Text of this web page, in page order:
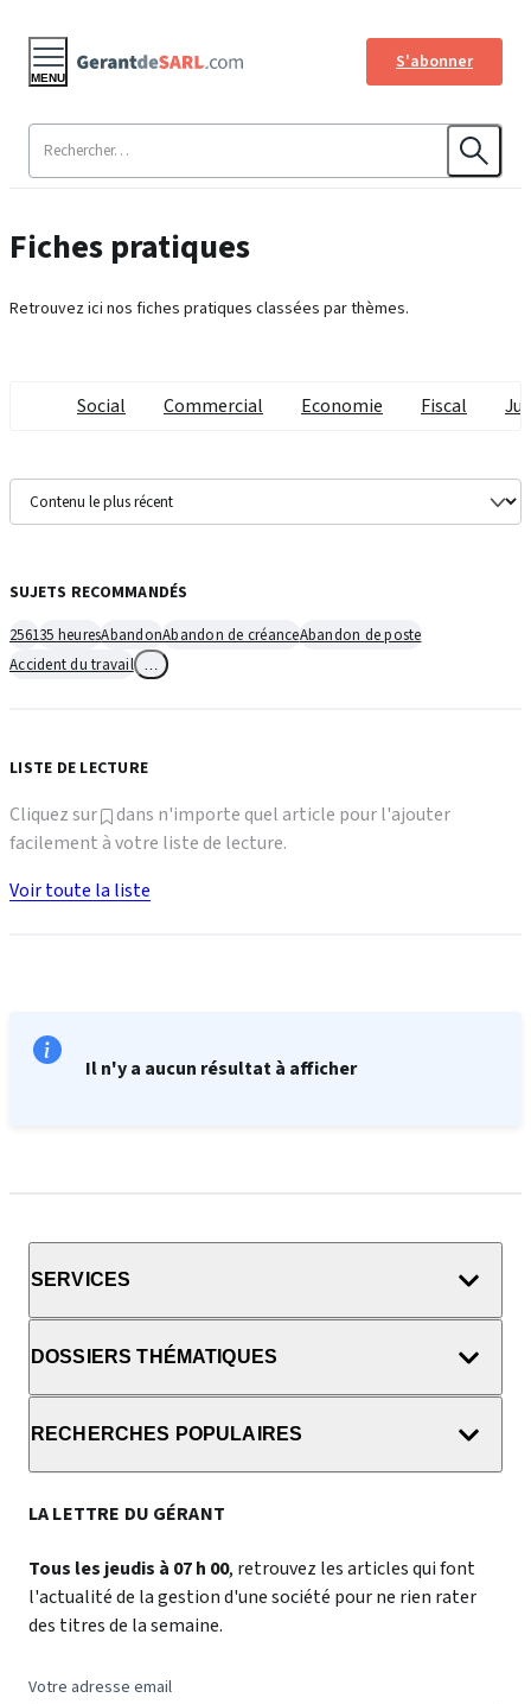
S'abonner
MENU
Fiches pratiques
Retrouvez ici nos fiches pratiques classées par thèmes.
Social Commercial Economie Fiscal
Il n'y a aucun résultat à afficher
SUJETS RECOMMANDÉS
256135 heuresAbandonAbandon de créanceAbandon de poste
Accident du travail
LISTE DE LECTURE
Cliquez sur
dans n'importe quel article pour l'ajouter
facilement à votre liste de lecture.
Voir toute la liste
SERVICES
DOSSIERS THÉMATIQUES
RECHERCHES POPULAIRES
LA LETTRE DU GÉRANT
Tous les jeudis à 07 h 00, retrouvez les articles qui font
l'actualité de la gestion d'une société pour ne rien rater
des titres de la semaine.
Votre adresse email